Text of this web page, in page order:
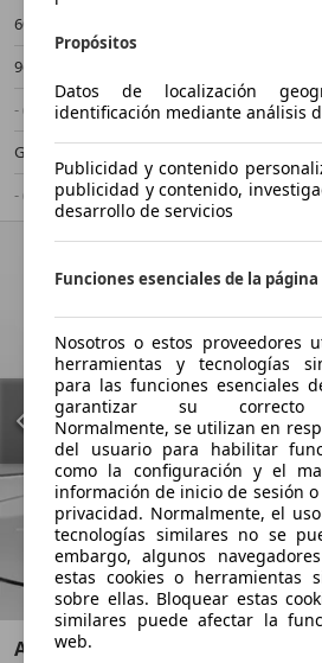
60.528 km
96 kW (131 CV)
- (Propietarios)
Gasolina
- (g/km)
-/-
Audi Q3
Propósitos
Datos de localización
identificación mediante análisis
Publicidad y contenido
publicidad y contenido,
desarrollo de servicios
Funciones esenciales de la página
Nosotros o estos proveedores
herramientas y tecnologías
para las funciones esenciales
garantizar su correcto
Normalmente, se utilizan en
del usuario para habilitar
como la configuración y el
información de inicio de sesión
privacidad. Normalmente, el
tecnologías similares no se
embargo, algunos
estas cookies o herramientas
sobre ellas. Bloquear estas
similares puede afectar la
web.